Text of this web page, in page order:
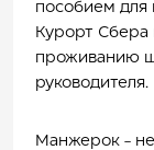
пособием для
Курорт Сбера
проживанию
руководителя.
Манжерок -